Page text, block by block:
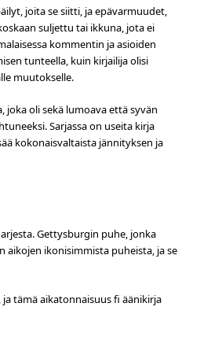
joita se siitti, ja epävarmuudet,
suljettu tai ikkuna, jota ei
kommentin ja asioiden
tunteella, kuin kirjailija olisi
muutokselle.
oli sekä lumoava että syvän
Sarjassa on useita kirja
kokonaisvaltaista jännityksen ja
Gettysburgin puhe, jonka
aikojen ikonisimmista puheista, ja se
tämä aikatonnaisuus fi äänikirja